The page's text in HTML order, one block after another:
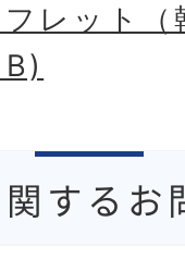
レット
するお